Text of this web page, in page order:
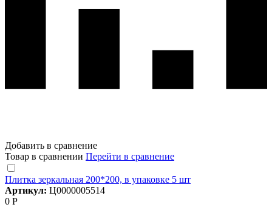
Добавить в сравнение
Товар в сравнении Перейти в сравнение
Плитка зеркальная 200*200, в упаковке 5 шт
Артикул: Ц0000005514
0 Р